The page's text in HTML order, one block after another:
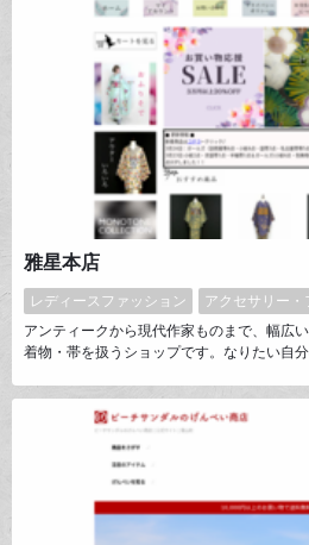
雅星本店
レディースファッション アクセサリー・
アンティークから現代作家ものまで、幅広
着物・帯を扱うショップです。なりたい自